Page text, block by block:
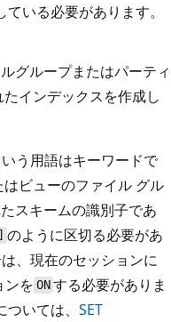
いる必要があります。
グループまたはパーティ
インデックスを作成し
いう用語はキーワードで
ビューのファイル グル
スキームの識別子であ
のように区切る必要があ
、現在のセッションに
ンをONする必要がありま
いては、 SET